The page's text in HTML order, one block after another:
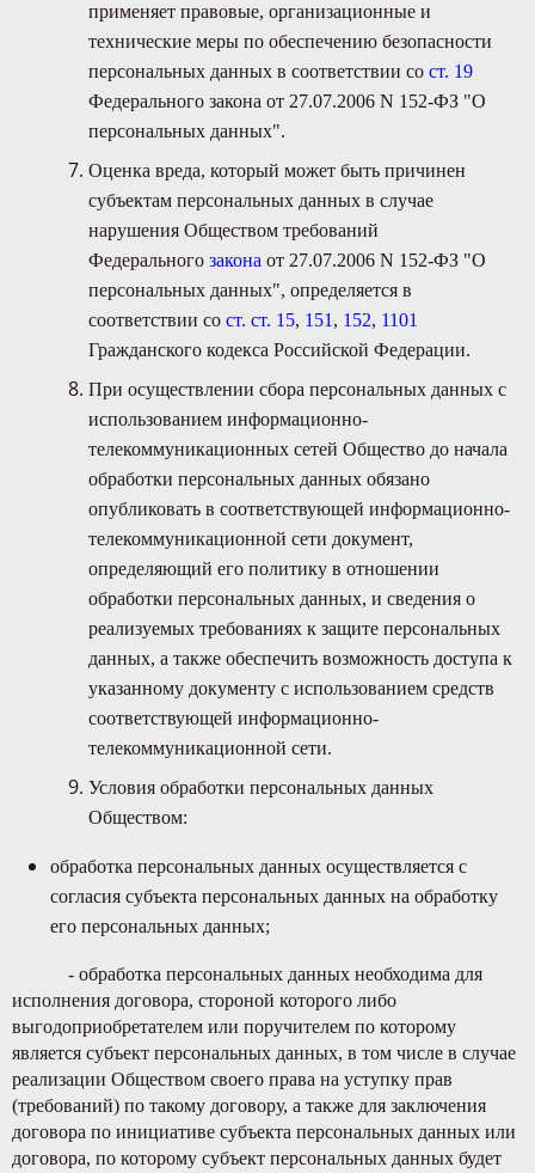
применяет правовые, организационные и
технические меры по обеспечению безопасности
персональных данных в соответствии со ст. 19
Федерального закона от 27.07.2006 N 152-ФЗ "О
персональных данных".
Оценка вреда, который может быть причинен
субъектам персональных данных в случае
нарушения Обществом требований
Федерального закона от 27.07.2006 N 152-ФЗ "О
персональных данных", определяется в
соответствии со ст. ст. 15, 151, 152, 1101
Гражданского кодекса Российской Федерации.
При осуществлении сбора персональных данных с
использованием информационно-
телекоммуникационных сетей Общество до начала
обработки персональных данных обязано
опубликовать в соответствующей информационно-
телекоммуникационной сети документ,
определяющий его политику в отношении
обработки персональных данных, и сведения о
реализуемых требованиях к защите персональных
данных, а также обеспечить возможность доступа к
указанному документу с использованием средств
соответствующей информационно-
телекоммуникационной сети.
Условия обработки персональных данных
Обществом:
обработка персональных данных осуществляется с
согласия субъекта персональных данных на обработку
его персональных данных;
- обработка персональных данных необходима для
исполнения договора, стороной которого либо
выгодоприобретателем или поручителем по которому
является субъект персональных данных, в том числе в случае
реализации Обществом своего права на уступку прав
(требований) по такому договору, а также для заключения
договора по инициативе субъекта персональных данных или
договора, по которому субъект персональных данных будет